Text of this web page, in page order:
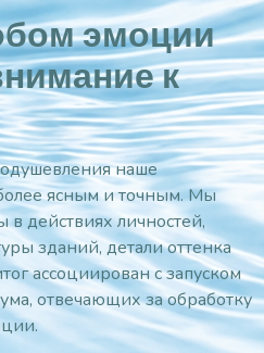
эмоции
к
наше
ясным и точным. Мы
в действиях личностей,
зданий, детали оттенка
ассоциирован с запуском
отвечающих за обработку